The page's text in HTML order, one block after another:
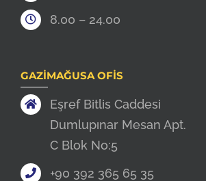
8.00 – 24.00
GAZIMAĞUSA OFIS
Eşref Bitlis Caddesi
Dumlupınar Mesan Apt.
C Blok No:5
+90 392 365 65 35